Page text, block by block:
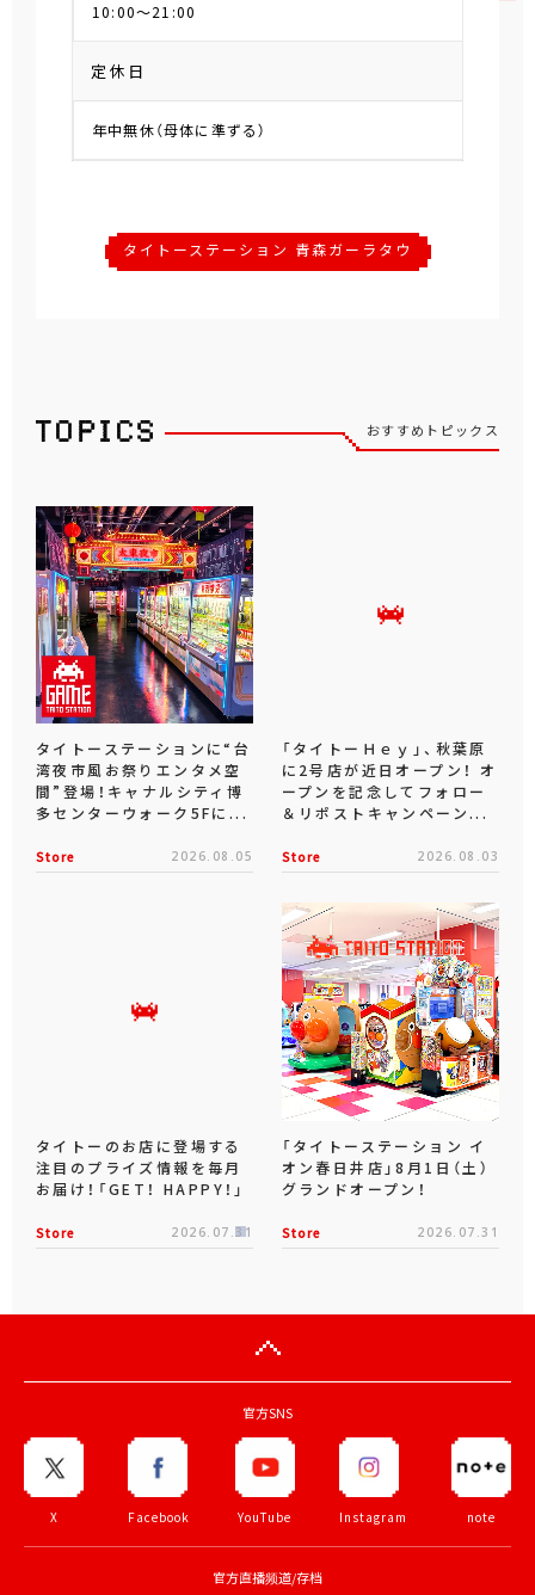
10:00～21:00
定休日
年中無休（母体に準ずる）
タイトーステーション 青森ガーラタウ
おすすめトピックス
タイトーステーションに“台
湾夜市風お祭りエンタメ空
間”登場！キャナルシティ博
多センターウォーク5Fに...
Store 2026.08.05
「タイトーＨｅｙ」、秋葉原
に2号店が近日オープン！ オ
ープンを記念してフォロー
＆リポストキャンペーン...
Store 2026.08.03
タイトーのお店に登場する
注目のプライズ情報を毎月
お届け！「GET！ HAPPY！」
Store 2026.07.31
「タイトーステーション イ
オン春日井店」8月1日（土）
グランドオープン！
Store 2026.07.31
官方SNS
X Facebook YouTube Instagram note
官方直播频道/存档